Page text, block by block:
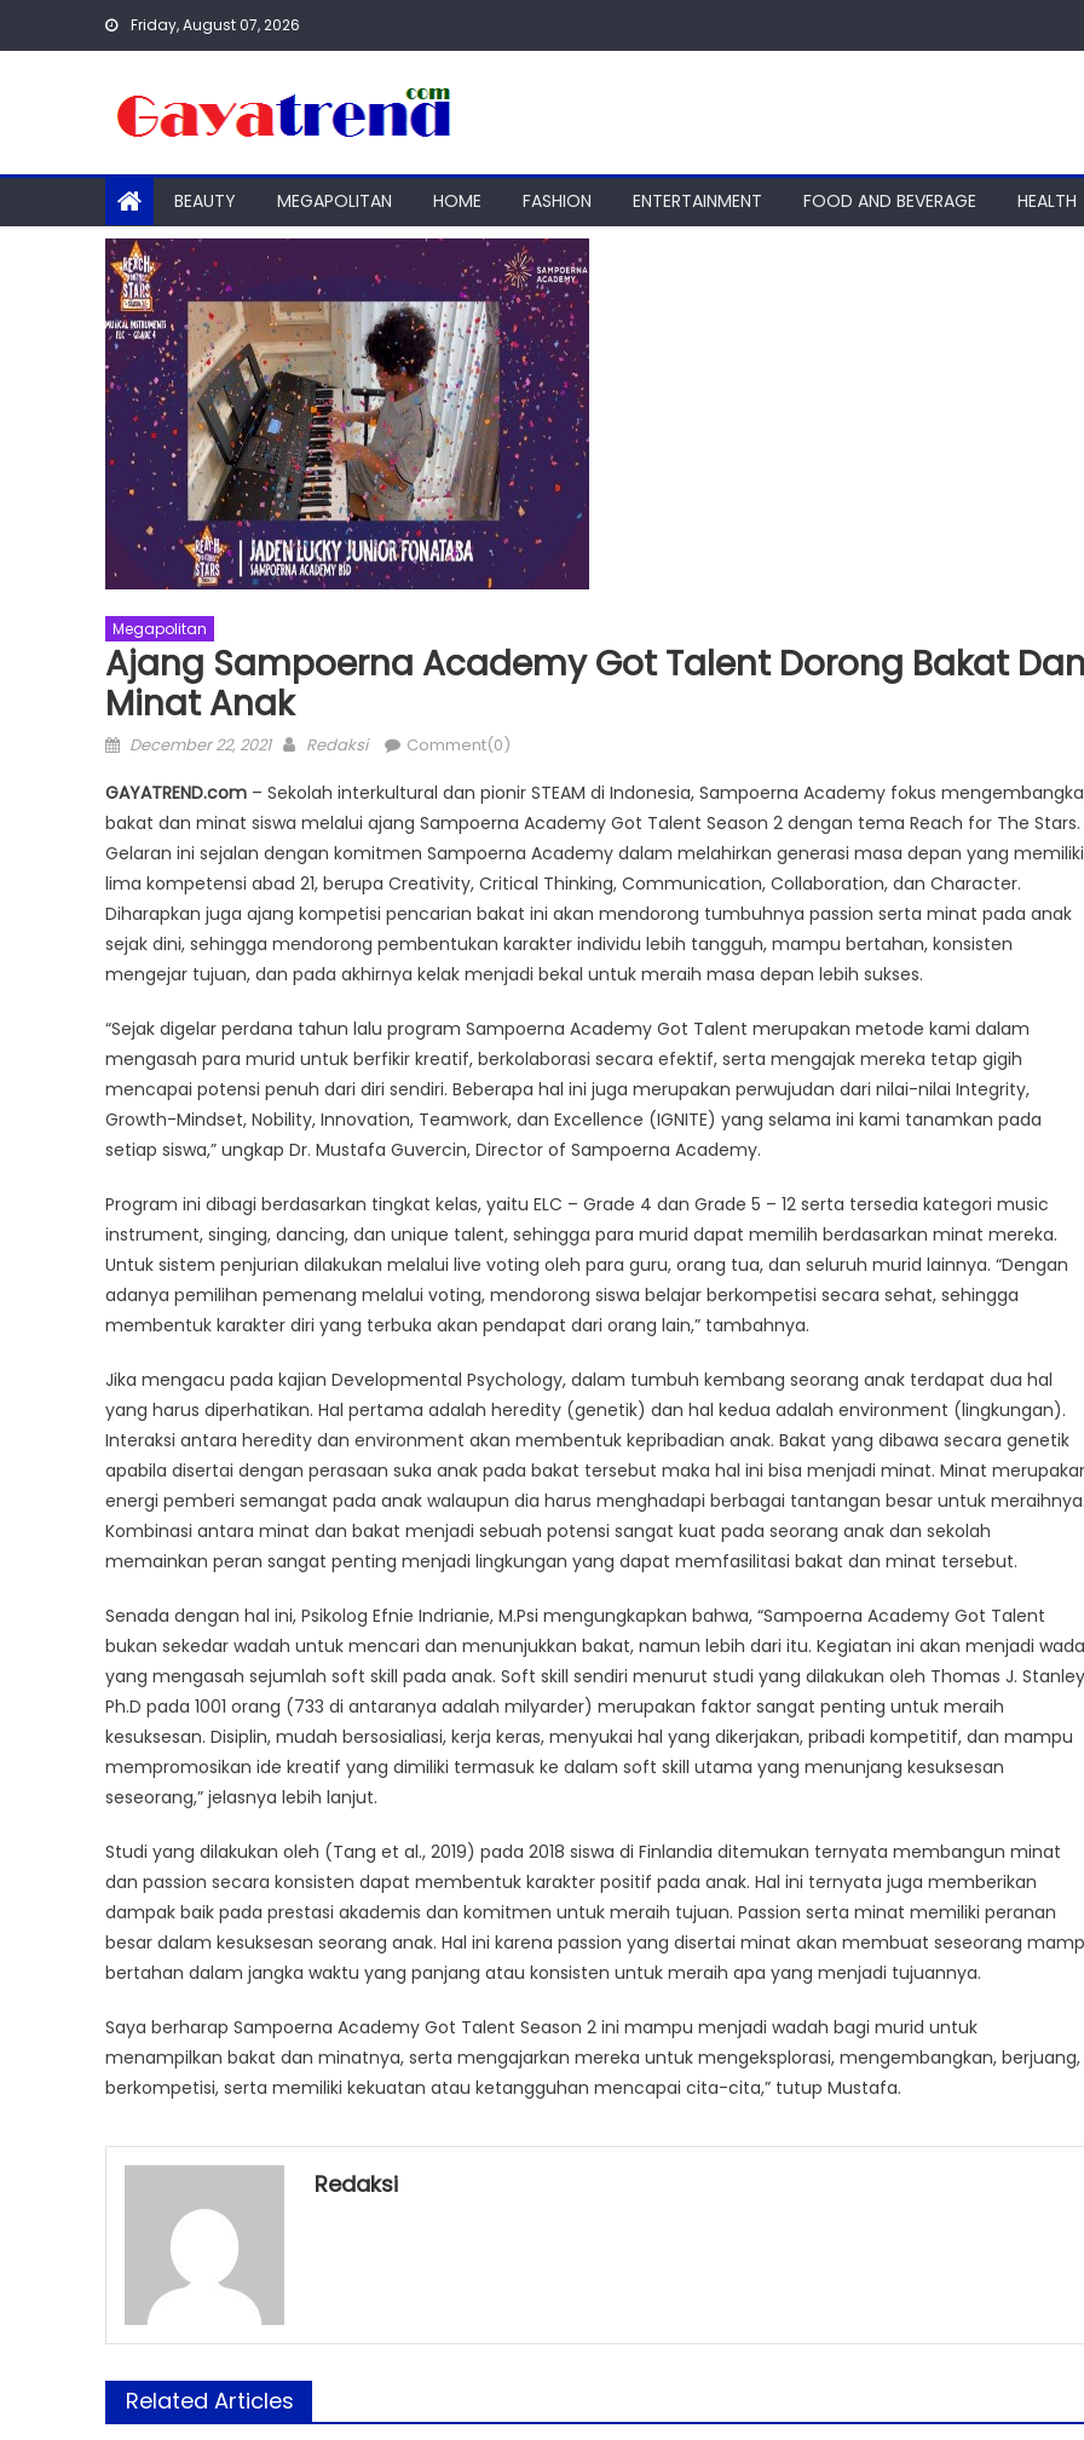
Friday, August 07, 2026
BEAUTY MEGAPOLITAN HOME FASHION ENTERTAINMENT FOOD AND BEVERAGE HEALTH
Megapolitan
Ajang Sampoerna Academy Got Talent Dorong Bakat Dan
Minat Anak
Posted
December 22, 2021 Author
Redaksi Comment(0)
GAYATREND.com – Sekolah interkultural dan pionir STEAM di Indonesia, Sampoerna Academy fokus
bakat dan minat siswa melalui ajang Sampoerna Academy Got Talent Season 2 dengan tema Reach for The Stars.
Gelaran ini sejalan dengan komitmen Sampoerna Academy dalam melahirkan generasi masa depan yang memiliki
lima kompetensi abad 21, berupa Creativity, Critical Thinking, Communication, Collaboration, dan Character.
Diharapkan juga ajang kompetisi pencarian bakat ini akan mendorong tumbuhnya passion serta minat pada anak
sejak dini, sehingga mendorong pembentukan karakter individu lebih tangguh, mampu bertahan, konsisten
mengejar tujuan, dan pada akhirnya kelak menjadi bekal untuk meraih masa depan lebih sukses.
“Sejak digelar perdana tahun lalu program Sampoerna Academy Got Talent merupakan metode kami dalam
mengasah para murid untuk berfikir kreatif, berkolaborasi secara efektif, serta mengajak mereka tetap gigih
mencapai potensi penuh dari diri sendiri. Beberapa hal ini juga merupakan perwujudan dari nilai-nilai Integrity,
Growth-Mindset, Nobility, Innovation, Teamwork, dan Excellence (IGNITE) yang selama ini kami tanamkan pada
setiap siswa,” ungkap Dr. Mustafa Guvercin, Director of Sampoerna Academy.
Program ini dibagi berdasarkan tingkat kelas, yaitu ELC – Grade 4 dan Grade 5 – 12 serta tersedia kategori music
instrument, singing, dancing, dan unique talent, sehingga para murid dapat memilih berdasarkan minat mereka.
Untuk sistem penjurian dilakukan melalui live voting oleh para guru, orang tua, dan seluruh murid lainnya. “Dengan
adanya pemilihan pemenang melalui voting, mendorong siswa belajar berkompetisi secara sehat, sehingga
membentuk karakter diri yang terbuka akan pendapat dari orang lain,” tambahnya.
Jika mengacu pada kajian Developmental Psychology, dalam tumbuh kembang seorang anak terdapat dua hal
yang harus diperhatikan. Hal pertama adalah heredity (genetik) dan hal kedua adalah environment (lingkungan).
Interaksi antara heredity dan environment akan membentuk kepribadian anak. Bakat yang dibawa secara genetik
apabila disertai dengan perasaan suka anak pada bakat tersebut maka hal ini bisa menjadi minat. Minat
energi pemberi semangat pada anak walaupun dia harus menghadapi berbagai tantangan besar untuk meraihnya.
Kombinasi antara minat dan bakat menjadi sebuah potensi sangat kuat pada seorang anak dan sekolah
memainkan peran sangat penting menjadi lingkungan yang dapat memfasilitasi bakat dan minat tersebut.
Senada dengan hal ini, Psikolog Efnie Indrianie, M.Psi mengungkapkan bahwa, “Sampoerna Academy Got Talent
bukan sekedar wadah untuk mencari dan menunjukkan bakat, namun lebih dari itu. Kegiatan ini akan menjadi
yang mengasah sejumlah soft skill pada anak. Soft skill sendiri menurut studi yang dilakukan oleh Thomas J.
Ph.D pada 1001 orang (733 di antaranya adalah milyarder) merupakan faktor sangat penting untuk meraih
kesuksesan. Disiplin, mudah bersosialiasi, kerja keras, menyukai hal yang dikerjakan, pribadi kompetitif, dan mampu
mempromosikan ide kreatif yang dimiliki termasuk ke dalam soft skill utama yang menunjang kesuksesan
seseorang,” jelasnya lebih lanjut.
Studi yang dilakukan oleh (Tang et al., 2019) pada 2018 siswa di Finlandia ditemukan ternyata membangun minat
dan passion secara konsisten dapat membentuk karakter positif pada anak. Hal ini ternyata juga memberikan
dampak baik pada prestasi akademis dan komitmen untuk meraih tujuan. Passion serta minat memiliki peranan
besar dalam kesuksesan seorang anak. Hal ini karena passion yang disertai minat akan membuat seseorang
bertahan dalam jangka waktu yang panjang atau konsisten untuk meraih apa yang menjadi tujuannya.
Saya berharap Sampoerna Academy Got Talent Season 2 ini mampu menjadi wadah bagi murid untuk
menampilkan bakat dan minatnya, serta mengajarkan mereka untuk mengeksplorasi, mengembangkan, berjuang,
berkompetisi, serta memiliki kekuatan atau ketangguhan mencapai cita-cita,” tutup Mustafa.
Redaksi
Related Articles